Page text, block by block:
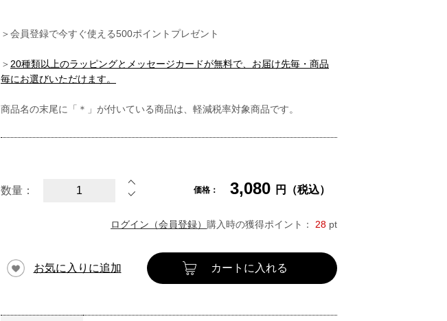
＞会員登録で今すぐ使える500ポイントプレゼント
＞ 20種類以上のラッピングとメッセージカードが無料で、お届け先毎・商品
毎にお選びいただけます。
商品名の末尾に「＊」が付いている商品は、軽減税率対象商品です。
数量： 価格： 3,080 円（税込）
ログイン（会員登録） 購入時の獲得ポイント： 28 pt
お気に入りに追加 カートに入れる